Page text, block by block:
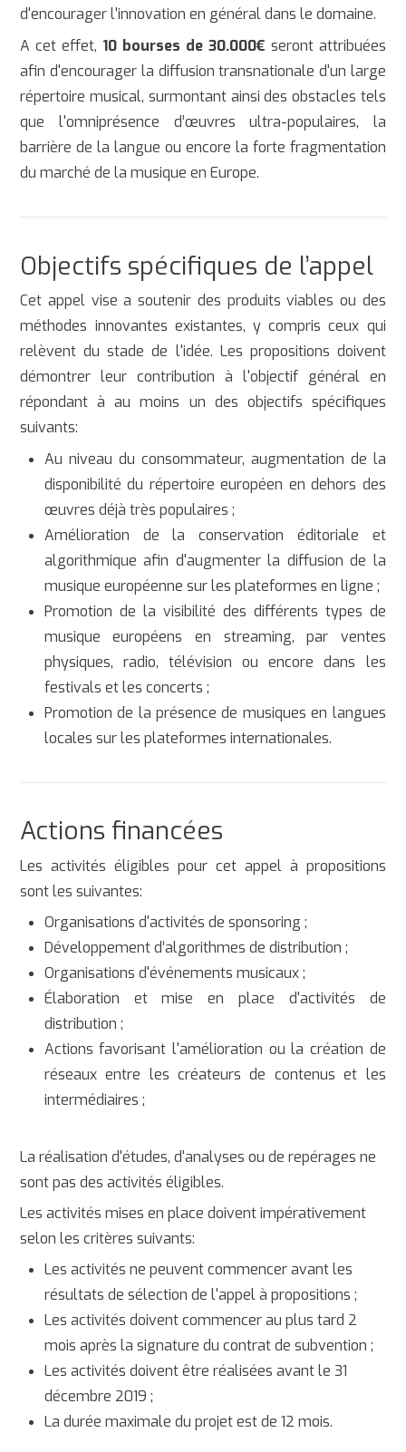
d'encourager l'innovation en général dans le domaine.
A cet effet, 10 bourses de 30.000€ seront attribuées
afin d'encourager la diffusion transnationale d'un large
répertoire musical, surmontant ainsi des obstacles tels
que l'omniprésence d’œuvres ultra-populaires, la
barrière de la langue ou encore la forte fragmentation
du marché de la musique en Europe.
Objectifs spécifiques de l’appel
Cet appel vise a soutenir des produits viables ou des
méthodes innovantes existantes, y compris ceux qui
relèvent du stade de l'idée. Les propositions doivent
démontrer leur contribution à l'objectif général en
répondant à au moins un des objectifs spécifiques
suivants:
Au niveau du consommateur, augmentation de la
disponibilité du répertoire européen en dehors des
œuvres déjà très populaires ;
Amélioration de la conservation éditoriale et
algorithmique afin d'augmenter la diffusion de la
musique européenne sur les plateformes en ligne ;
Promotion de la visibilité des différents types de
musique européens en streaming, par ventes
physiques, radio, télévision ou encore dans les
festivals et les concerts ;
Promotion de la présence de musiques en langues
locales sur les plateformes internationales.
Actions financées
Les activités éligibles pour cet appel à propositions
sont les suivantes:
Organisations d'activités de sponsoring ;
Développement d’algorithmes de distribution ;
Organisations d'événements musicaux ;
Élaboration et mise en place d'activités de
distribution ;
Actions favorisant l'amélioration ou la création de
réseaux entre les créateurs de contenus et les
intermédiaires ;
La réalisation d'études, d'analyses ou de repérages ne
sont pas des activités éligibles.
Les activités mises en place doivent impérativement
selon les critères suivants:
Les activités ne peuvent commencer avant les
résultats de sélection de l'appel à propositions ;
Les activités doivent commencer au plus tard 2
mois après la signature du contrat de subvention ;
Les activités doivent être réalisées avant le 31
décembre 2019 ;
La durée maximale du projet est de 12 mois.